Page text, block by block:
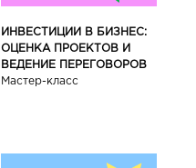
ИНВЕСТИЦИИ В БИЗНЕС:
ОЦЕНКА ПРОЕКТОВ И
ВЕДЕНИЕ ПЕРЕГОВОРОВ
Мастер-класс